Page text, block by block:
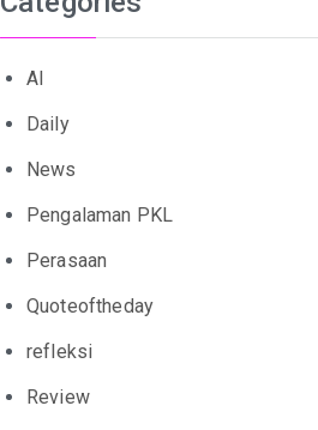
AI
Daily
News
Pengalaman PKL
Perasaan
Quoteoftheday
refleksi
Review